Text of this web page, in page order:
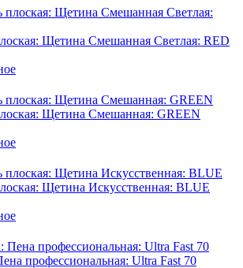
Щетина Смешанная Светлая: RED
Щетина Смешанная: GREEN
Щетина Искусственная: BLUE
профессиональная: Ultra Fast 70